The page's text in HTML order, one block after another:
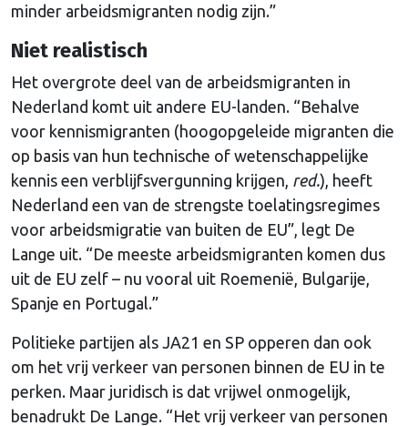
minder arbeidsmigranten nodig zijn.”
Niet realistisch
Het overgrote deel van de arbeidsmigranten in
Nederland komt uit andere EU-landen. “Behalve
voor kennismigranten (hoogopgeleide migranten die
op basis van hun technische of wetenschappelijke
kennis een verblijfsvergunning krijgen, red.), heeft
Nederland een van de strengste toelatingsregimes
voor arbeidsmigratie van buiten de EU”, legt De
Lange uit. “De meeste arbeidsmigranten komen dus
uit de EU zelf – nu vooral uit Roemenië, Bulgarije,
Spanje en Portugal.”
Politieke partijen als JA21 en SP opperen dan ook
om het vrij verkeer van personen binnen de EU in te
perken. Maar juridisch is dat vrijwel onmogelijk,
benadrukt De Lange. “Het vrij verkeer van personen